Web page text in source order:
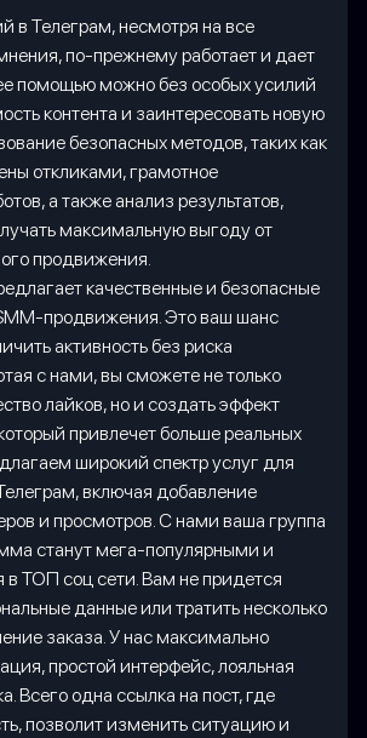
в Телеграм, несмотря на все
по-прежнему работает и дает
помощью можно без особых усилий
контента и заинтересовать новую
безопасных методов, таких как
откликами, грамотное
а также анализ результатов,
максимальную выгоду от
продвижения.
качественные и безопасные
продвижения. Это ваш шанс
активность без риска
с нами, вы сможете не только
лайков, но и создать эффект
привлечет больше реальных
широкий спектр услуг для
включая добавление
и просмотров. С нами ваша группа
станут мега-популярными и
в ТОП соц сети. Вам не придется
данные или тратить несколько
заказа. У нас максимально
простой интерфейс, лояльная
Всего одна ссылка на пост, где
позволит изменить ситуацию и